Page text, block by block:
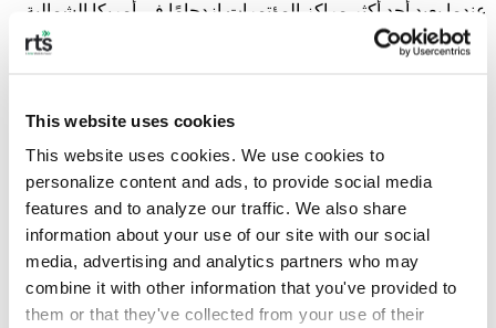
This website uses cookies
This website uses cookies. We use cookies to
personalize content and ads, to provide social media
features and to analyze our traffic. We also share
information about your use of our site with our social
media, advertising and analytics partners who may
combine it with other information that you've provided to
them or that they've collected from your use of their
عندما يعيد أحد أكثر مراكز المؤتمرات ازدحامًا في أمريكا الشمالية
تصور مفهوم النفايات، فإن النتائج تضع معيارًا جديدًا في هذا القطاع.
وبالتعاون مع شركة RTS، نجح مركز جافيتس في تحويل تدفقات
من نواتج مصانع الجعة إلى الطاقة المتجددة
من خلال استخدام حاويات مخصصة، وإجراءات مراقبة التلوث،
ومسارات جمع متخصصة، نجحت شركة RTS في تحويل الحبوب
المستهلكة من مصنع الجعة في سيتي فيلد بعيدًا عن مكبات النفايات
وإعادة تدويرها عن طريق عملية الهضم اللاهوائي لتوليد طاقة